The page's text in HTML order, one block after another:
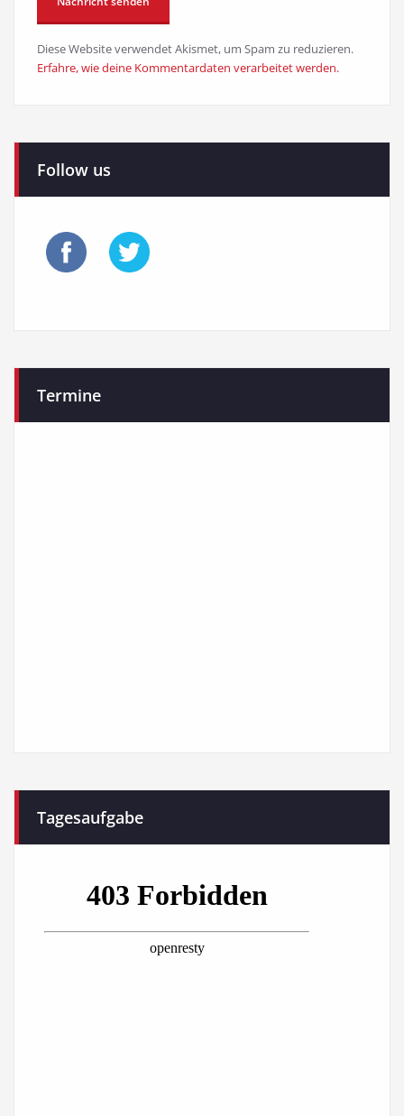
Diese Website verwendet Akismet, um Spam zu reduzieren.
Erfahre, wie deine Kommentardaten verarbeitet werden.
Follow us
Termine
Tagesaufgabe